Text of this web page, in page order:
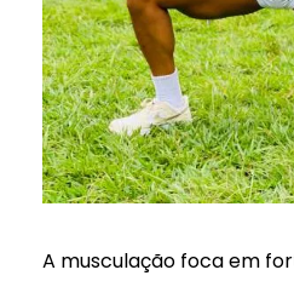
A musculação foca em